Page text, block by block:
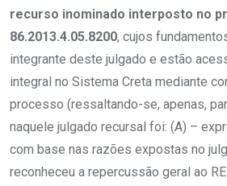
recurso inominado interposto no
86.2013.4.05.8200, cujos
integrante deste julgado e estão
integral no Sistema Creta mediante
processo (ressaltando-se, apenas,
naquele julgado recursal foi: (A) –
com base nas razões expostas no
reconheceu a repercussão geral ao